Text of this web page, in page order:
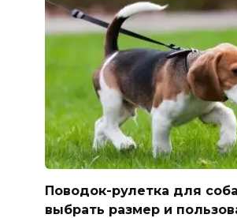
Поводок-рулетка для
выбрать размер и